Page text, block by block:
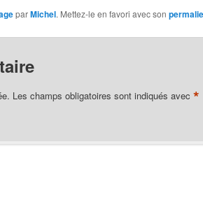
parMichel. Mettez-le en favori avec son
Les champs obligatoires sont indiqués avec *